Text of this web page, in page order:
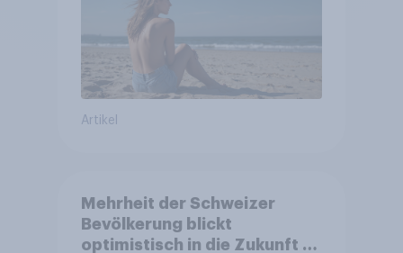
Artikel
Mehrheit der Schweizer
Bevölkerung blickt
optimistisch in die Zukunft –